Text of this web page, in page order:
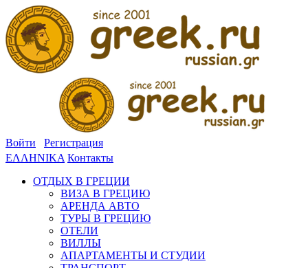
Войти
Регистрация
ΕΛΛΗΝΙΚΑ Контакты
ОТДЫХ В ГРЕЦИИ
ВИЗА В ГРЕЦИЮ
АРЕНДА АВТО
ТУРЫ В ГРЕЦИЮ
ОТЕЛИ
ВИЛЛЫ
АПАРТАМЕНТЫ И СТУДИИ